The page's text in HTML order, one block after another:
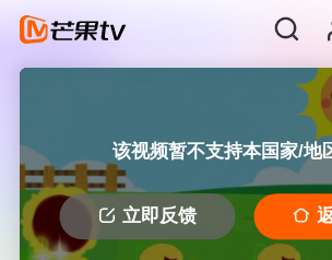
该视频暂不支持本国家/地
立即反馈